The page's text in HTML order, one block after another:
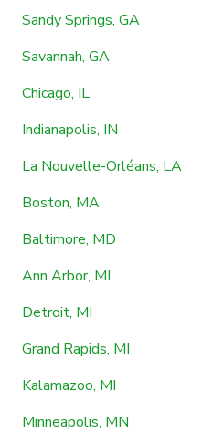
Sandy Springs, GA
Savannah, GA
Chicago, IL
Indianapolis, IN
La Nouvelle-Orléans, LA
Boston, MA
Baltimore, MD
Ann Arbor, MI
Detroit, MI
Grand Rapids, MI
Kalamazoo, MI
Minneapolis, MN